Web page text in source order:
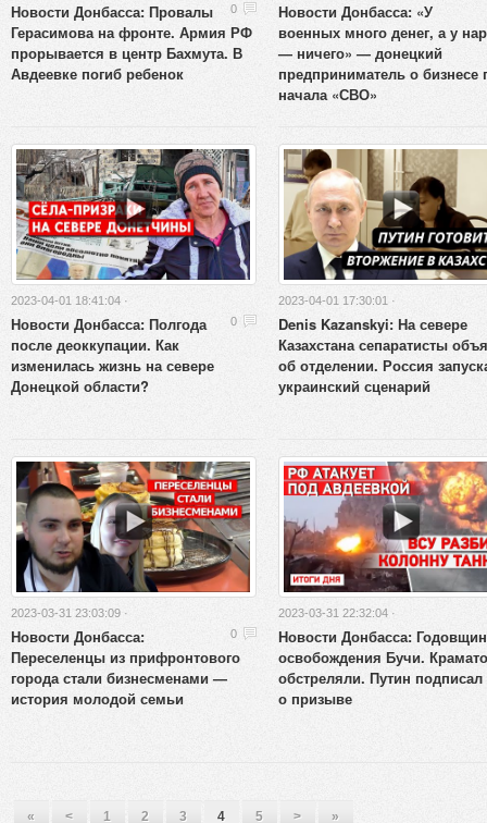
0
Новости Донбасса: Провалы
Герасимова на фронте. Армия РФ
прорывается в центр Бахмута. В
Авдеевке погиб ребенок
Новости Донбасса: «У
военных много денег, а у
— ничего» — донецкий
предприниматель о бизнесе
начала «СВО»
2023-04-01 18:41:04 ·
0
Новости Донбасса: Полгода
после деоккупации. Как
изменилась жизнь на севере
Донецкой области?
2023-04-01 17:30:01 ·
Denis Kazanskyi: На севере
Казахстана сепаратисты
об отделении. Россия
украинский сценарий
2023-03-31 23:03:09 ·
0
Новости Донбасса:
Переселенцы из прифронтового
города стали бизнесменами —
история молодой семьи
2023-03-31 22:32:04 ·
Новости Донбасса:
освобождения Бучи.
обстреляли. Путин подписал
о призыве
« < 1 2 3 4 5 > »